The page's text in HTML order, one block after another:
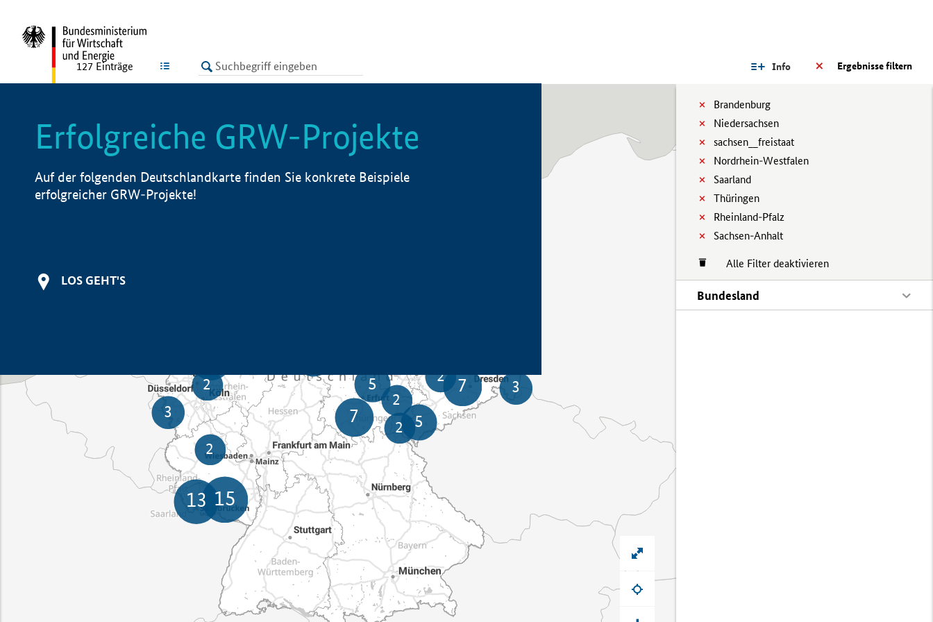
LISTE Ergebnisse filtern
Info
Brandenburg
Niedersachsen
sachsen__freistaat
Nordrhein-Westfalen
Saarland
Thüringen
Rheinland-Pfalz
Sachsen-Anhalt
Alle Filter deaktivieren
Bundesland
127 Einträge
Erfolgreiche GRW-Projekte
Auf der folgenden Deutschlandkarte finden Sie konkrete Beispiele
erfolgreicher GRW-Projekte!
LOS GEHT'S